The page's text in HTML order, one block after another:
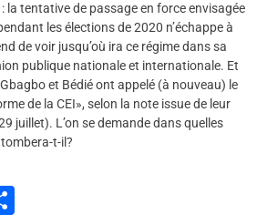
la tentative de passage en force envisagée
les élections de 2020 n’échappe à
de voir jusqu’où ira ce régime dans sa
publique nationale et internationale. Et
et Bédié ont appelé (à nouveau) le
de la CEI», selon la note issue de leur
juillet). L’on se demande dans quelles
t-il?